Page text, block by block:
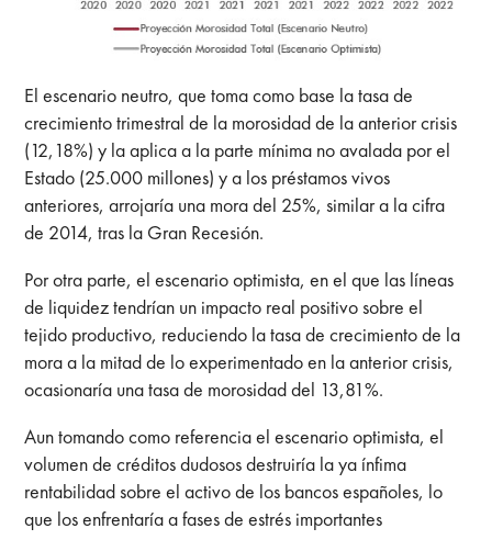
El escenario neutro, que toma como base la tasa de
crecimiento trimestral de la morosidad de la anterior crisis
(12,18%) y la aplica a la parte mínima no avalada por el
Estado (25.000 millones) y a los préstamos vivos
anteriores, arrojaría una mora del 25%, similar a la cifra
de 2014, tras la Gran Recesión.
Por otra parte, el escenario optimista, en el que las líneas
de liquidez tendrían un impacto real positivo sobre el
tejido productivo, reduciendo la tasa de crecimiento de la
mora a la mitad de lo experimentado en la anterior crisis,
ocasionaría una tasa de morosidad del 13,81%.
Aun tomando como referencia el escenario optimista, el
volumen de créditos dudosos destruiría la ya ínfima
rentabilidad sobre el activo de los bancos españoles, lo
que los enfrentaría a fases de estrés importantes